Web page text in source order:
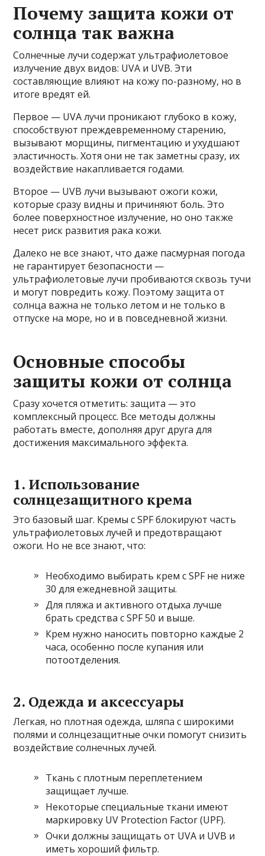
Почему защита кожи от
солнца так важна
Солнечные лучи содержат ультрафиолетовое
излучение двух видов: UVA и UVB. Эти
составляющие влияют на кожу по-разному, но в
итоге вредят ей.
Первое — UVA лучи проникают глубоко в кожу,
способствуют преждевременному старению,
вызывают морщины, пигментацию и ухудшают
эластичность. Хотя они не так заметны сразу, их
воздействие накапливается годами.
Второе — UVB лучи вызывают ожоги кожи,
которые сразу видны и причиняют боль. Это
более поверхностное излучение, но оно также
несет риск развития рака кожи.
Далеко не все знают, что даже пасмурная погода
не гарантирует безопасности —
ультрафиолетовые лучи пробиваются сквозь тучи
и могут повредить кожу. Поэтому защита от
солнца важна не только летом и не только в
отпуске на море, но и в повседневной жизни.
Основные способы
защиты кожи от солнца
Сразу хочется отметить: защита — это
комплексный процесс. Все методы должны
работать вместе, дополняя друг друга для
достижения максимального эффекта.
1. Использование
солнцезащитного крема
Это базовый шаг. Кремы с SPF блокируют часть
ультрафиолетовых лучей и предотвращают
ожоги. Но не все знают, что:
Необходимо выбирать крем с SPF не ниже
30 для ежедневной защиты.
Для пляжа и активного отдыха лучше
брать средства с SPF 50 и выше.
Крем нужно наносить повторно каждые 2
часа, особенно после купания или
потоотделения.
2. Одежда и аксессуары
Легкая, но плотная одежда, шляпа с широкими
полями и солнцезащитные очки помогут снизить
воздействие солнечных лучей.
Ткань с плотным переплетением
защищает лучше.
Некоторые специальные ткани имеют
маркировку UV Protection Factor (UPF).
Очки должны защищать от UVA и UVB и
иметь хороший фильтр.